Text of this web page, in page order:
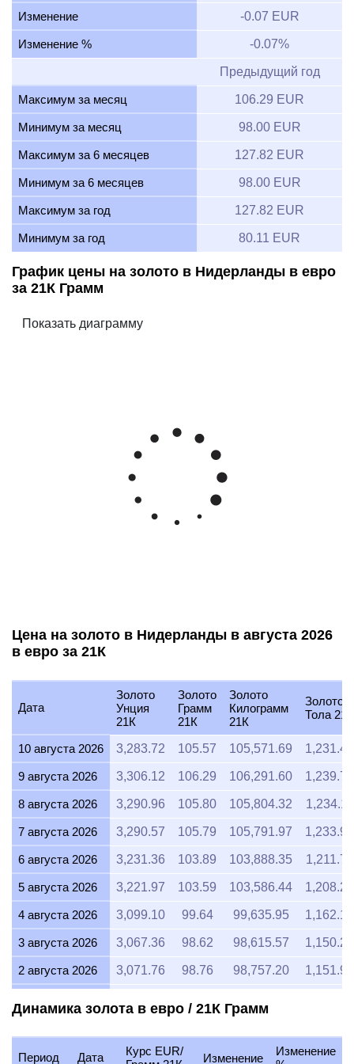
Изменение -0.07 EUR
Изменение % -0.07%
Предыдущий год
Максимум за месяц 106.29 EUR
Минимум за месяц 98.00 EUR
Максимум за 6 месяцев 127.82 EUR
Минимум за 6 месяцев 98.00 EUR
Максимум за год 127.82 EUR
Минимум за год 80.11 EUR
График цены на золото в Нидерланды в евро
за 21К Грамм
Цена на золото в Нидерланды в августа 2026
в евро за 21К
Дата
Золото
Унция
21К
Золото
Грамм
21К
Золото
Килограмм
21К
Золото
Тола 21К
10 августа 2026 3,283.72 105.57 105,571.69 1,231.40
9 августа 2026 3,306.12 106.29 106,291.60 1,239.79
8 августа 2026 3,290.96 105.80 105,804.32 1,234.11
7 августа 2026 3,290.57 105.79 105,791.97 1,233.97
6 августа 2026 3,231.36 103.89 103,888.35 1,211.76
5 августа 2026 3,221.97 103.59 103,586.44 1,208.24
4 августа 2026 3,099.10 99.64 99,635.95 1,162.16
3 августа 2026 3,067.36 98.62 98,615.57 1,150.26
2 августа 2026 3,071.76 98.76 98,757.20 1,151.91
30 июля 2026 3,110.33 100.00 99,997.02 1,166.37
Динамика золота в евро / 21К Грамм
Период Дата
Курс EUR/
Изменение
Изменение